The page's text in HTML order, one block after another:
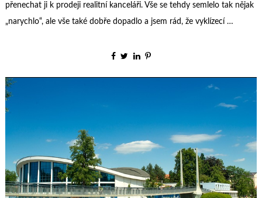
přenechat ji k prodeji realitní kanceláři. Vše se tehdy semlelo tak nějak
„narychlo“, ale vše také dobře dopadlo a jsem rád, že vyklízecí …